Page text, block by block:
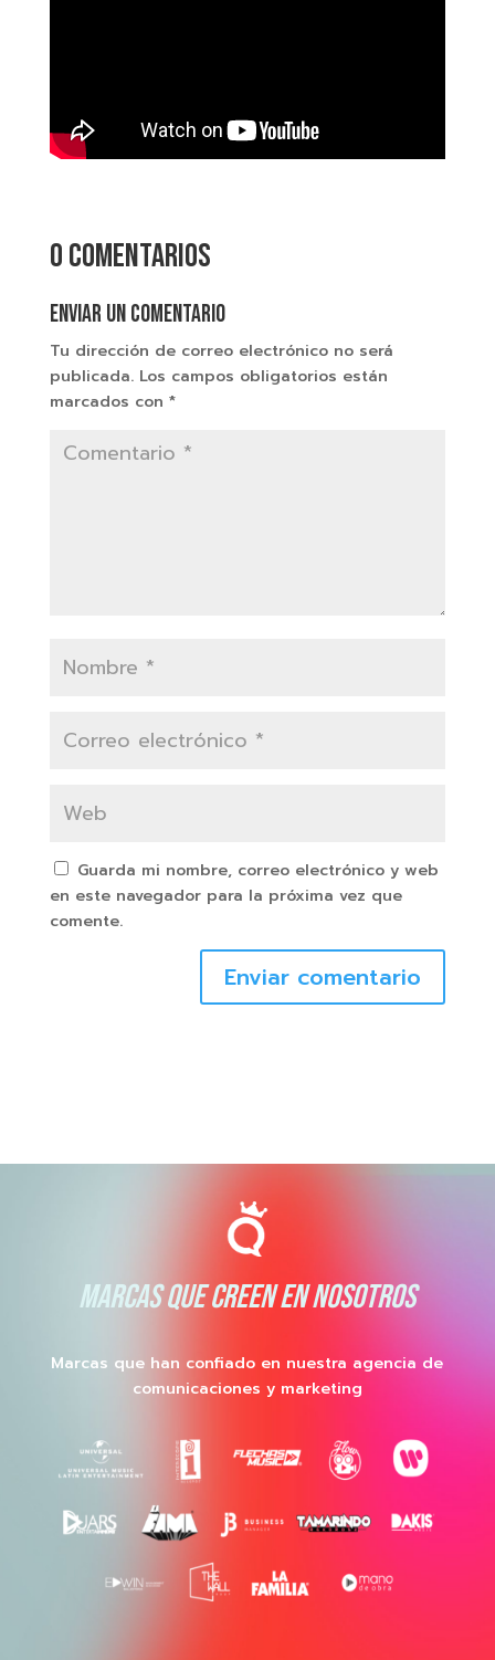
0 comentarios
Enviar un comentario
Tu dirección de correo electrónico no será
publicada. Los campos obligatorios están
marcados con *
Guarda mi nombre, correo electrónico y web
en este navegador para la próxima vez que
comente.
Enviar comentario
MARCAS QUE CREEN EN NOSOTROS
Marcas que han confiado en nuestra agencia de
comunicaciones y marketing